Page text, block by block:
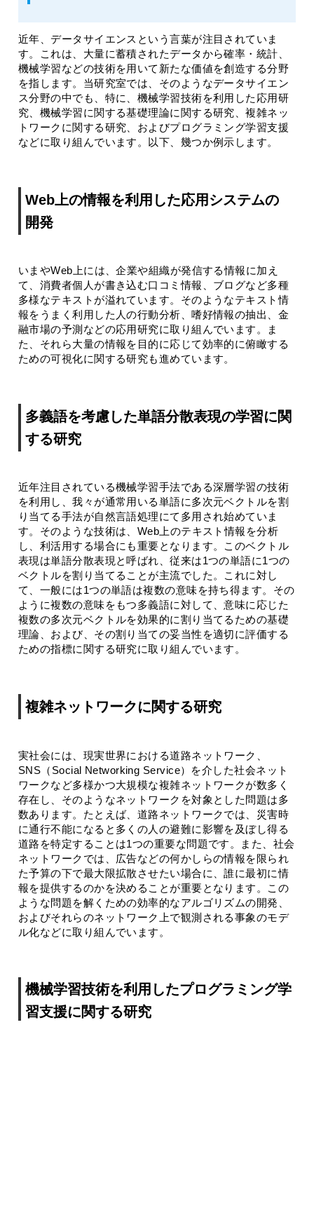
近年、データサイエンスという言葉が注目されていま
す。これは、大量に蓄積されたデータから確率・統計、
機械学習などの技術を用いて新たな価値を創造する分野
を指します。当研究室では、そのようなデータサイエン
ス分野の中でも、特に、機械学習技術を利用した応用研
究、機械学習に関する基礎理論に関する研究、複雑ネッ
トワークに関する研究、およびプログラミング学習支援
などに取り組んでいます。以下、幾つか例示します。
Web上の情報を利用した応用システムの
開発
いまやWeb上には、企業や組織が発信する情報に加え
て、消費者個人が書き込む口コミ情報、ブログなど多種
多様なテキストが溢れています。そのようなテキスト情
報をうまく利用した人の行動分析、嗜好情報の抽出、金
融市場の予測などの応用研究に取り組んでいます。ま
た、それら大量の情報を目的に応じて効率的に俯瞰する
ための可視化に関する研究も進めています。
多義語を考慮した単語分散表現の学習に関
する研究
近年注目されている機械学習手法である深層学習の技術
を利用し、我々が通常用いる単語に多次元ベクトルを割
り当てる手法が自然言語処理にて多用され始めていま
す。そのような技術は、Web上のテキスト情報を分析
し、利活用する場合にも重要となります。このベクトル
表現は単語分散表現と呼ばれ、従来は1つの単語に1つの
ベクトルを割り当てることが主流でした。これに対し
て、一般には1つの単語は複数の意味を持ち得ます。その
ように複数の意味をもつ多義語に対して、意味に応じた
複数の多次元ベクトルを効果的に割り当てるための基礎
理論、および、その割り当ての妥当性を適切に評価する
ための指標に関する研究に取り組んでいます。
複雑ネットワークに関する研究
実社会には、現実世界における道路ネットワーク、
SNS（Social Networking Service）を介した社会ネット
ワークなど多様かつ大規模な複雑ネットワークが数多く
存在し、そのようなネットワークを対象とした問題は多
数あります。たとえば、道路ネットワークでは、災害時
に通行不能になると多くの人の避難に影響を及ぼし得る
道路を特定することは1つの重要な問題です。また、社会
ネットワークでは、広告などの何かしらの情報を限られ
た予算の下で最大限拡散させたい場合に、誰に最初に情
報を提供するのかを決めることが重要となります。この
ような問題を解くための効率的なアルゴリズムの開発、
およびそれらのネットワーク上で観測される事象のモデ
ル化などに取り組んでいます。
機械学習技術を利用したプログラミング学
習支援に関する研究